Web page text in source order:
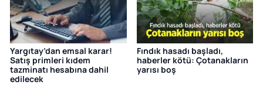
Yargıtay’dan emsal karar!
Satış primleri kıdem
tazminatı hesabına dahil
edilecek
Fındık hasadı başladı,
haberler kötü: Çotanakların
yarısı boş